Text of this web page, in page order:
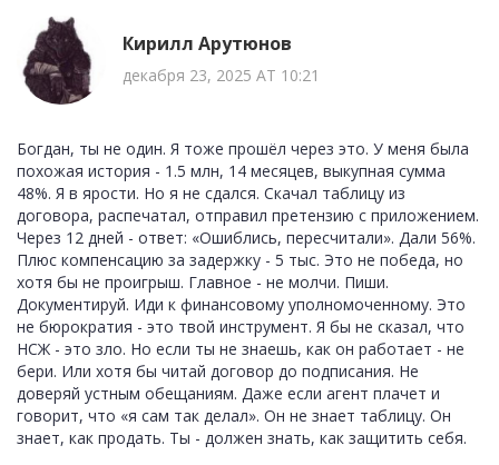
Кирилл Арутюнов
декабря 23, 2025 AT 10:21
Богдан, ты не один. Я тоже прошёл через это. У меня была
похожая история - 1.5 млн, 14 месяцев, выкупная сумма
48%. Я в ярости. Но я не сдался. Скачал таблицу из
договора, распечатал, отправил претензию с приложением.
Через 12 дней - ответ: «Ошиблись, пересчитали». Дали 56%.
Плюс компенсацию за задержку - 5 тыс. Это не победа, но
хотя бы не проигрыш. Главное - не молчи. Пиши.
Документируй. Иди к финансовому уполномоченному. Это
не бюрократия - это твой инструмент. Я бы не сказал, что
НСЖ - это зло. Но если ты не знаешь, как он работает - не
бери. Или хотя бы читай договор до подписания. Не
доверяй устным обещаниям. Даже если агент плачет и
говорит, что «я сам так делал». Он не знает таблицу. Он
знает, как продать. Ты - должен знать, как защитить себя.